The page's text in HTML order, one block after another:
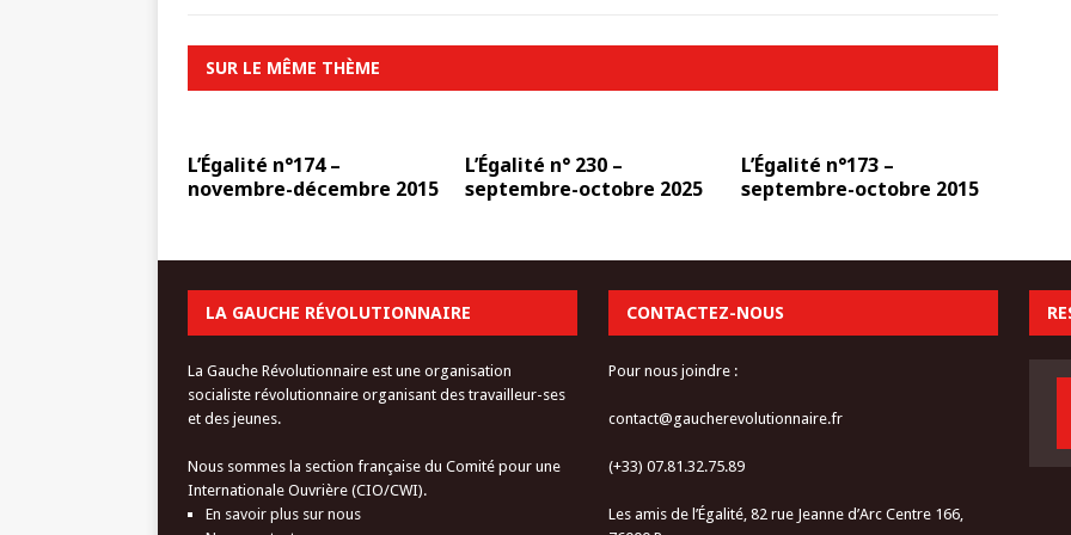
SUR LE MÊME THÈME
L’Égalité n°174 –
novembre-décembre 2015
L’Égalité n° 230 –
septembre-octobre 2025
L’Égalité n°173 –
septembre-octobre 2015
LA GAUCHE RÉVOLUTIONNAIRE
La Gauche Révolutionnaire est une organisation
socialiste révolutionnaire organisant des travailleur-ses
et des jeunes.
Nous sommes la section française du Comité pour une
Internationale Ouvrière (CIO/CWI).
En savoir plus sur nous
CONTACTEZ-NOUS
Pour nous joindre :
contact@gaucherevolutionnaire.fr
(+33) 07.81.32.75.89
Les amis de l’Égalité, 82 rue Jeanne d’Arc Centre 166,